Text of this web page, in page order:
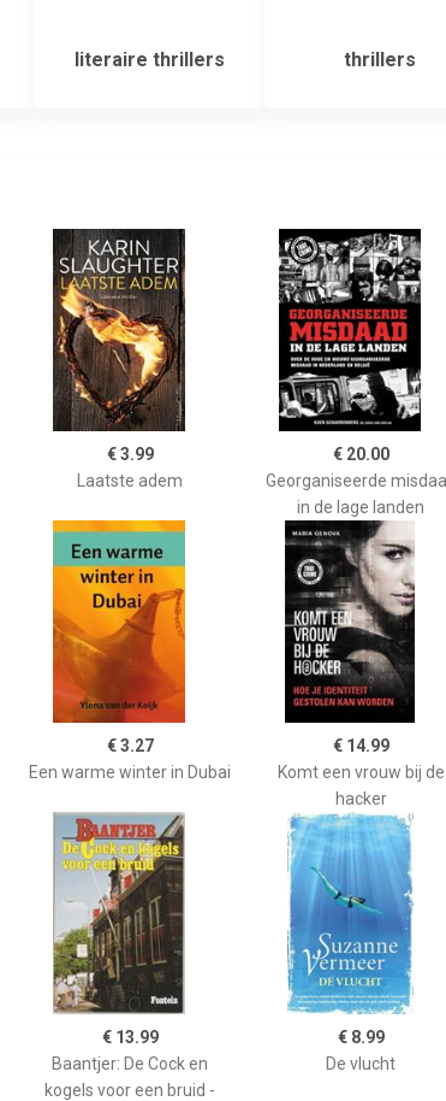
literaire thrillers thrillers
€ 3.99
Laatste adem
€ 20.00
Georganiseerde
in de lage landen
€ 3.27
Een warme winter in Dubai
€ 14.99
Komt een vrouw bij de
hacker
€ 13.99
Baantjer: De Cock en
kogels voor een bruid -
€ 8.99
De vlucht